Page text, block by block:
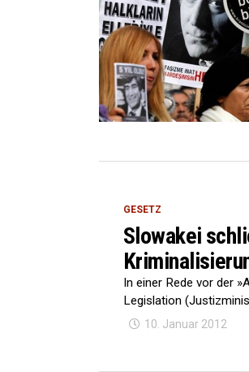
GESETZ
Slowakei
In einer Rede vor der
Legislation
10. Januar 2012